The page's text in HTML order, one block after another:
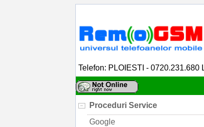
Telefon: PLOIESTI - 0720.231.680
Proceduri Service
Google